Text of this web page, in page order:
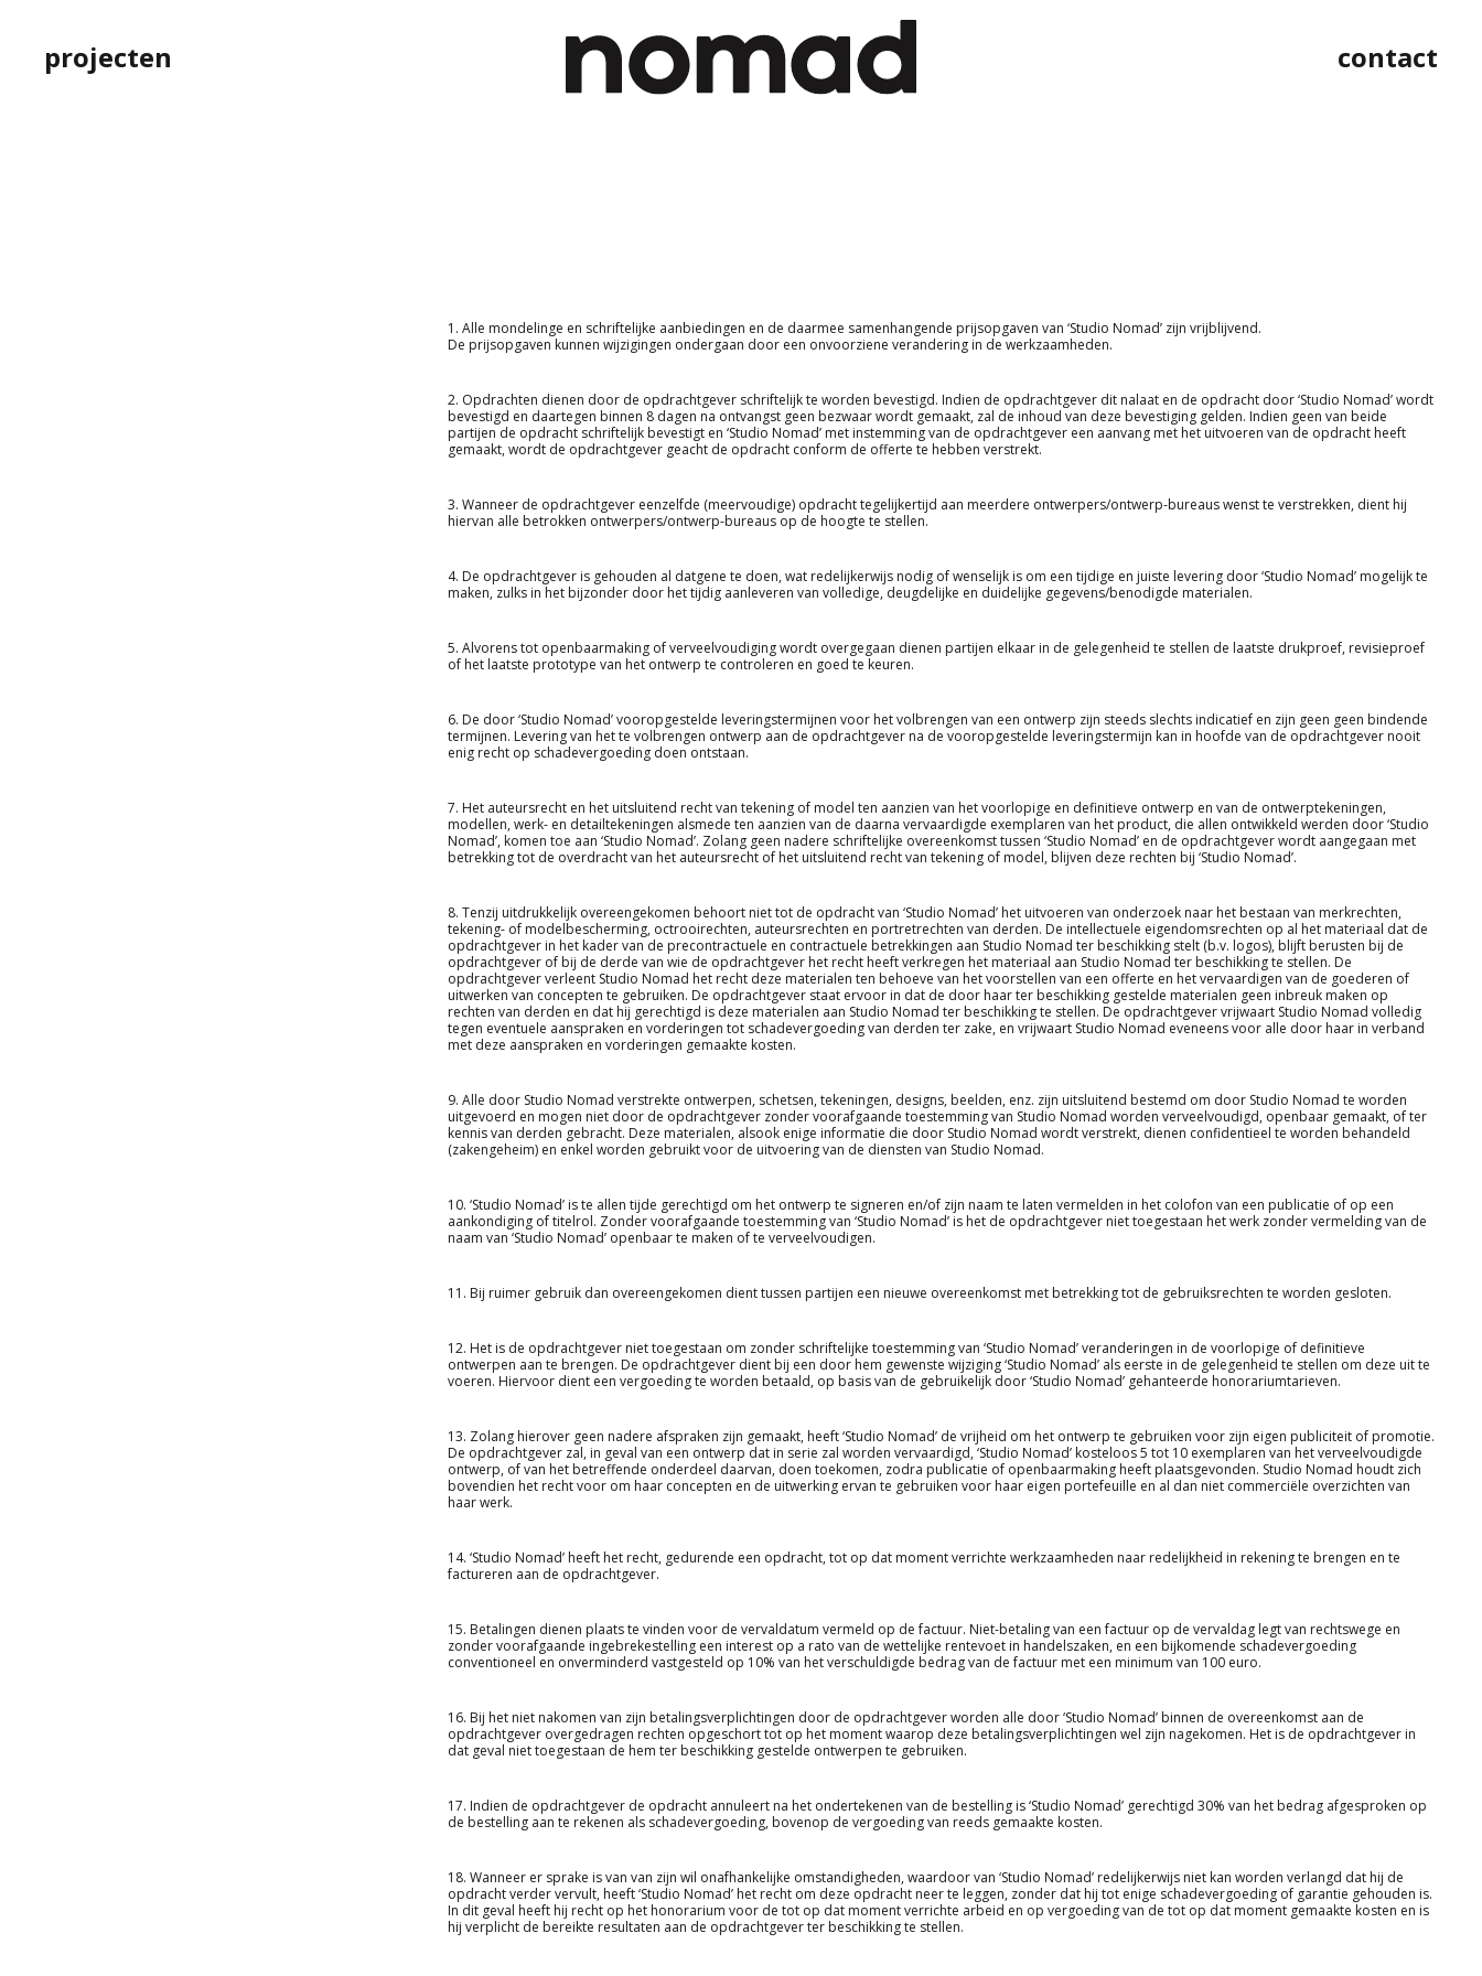
projecten contact
1. Alle mondelinge en schriftelijke aanbiedingen en de daarmee samenhangende prijsopgaven van ‘Studio Nomad’ zijn vrijblijvend.
De prijsopgaven kunnen wijzigingen ondergaan door een onvoorziene verandering in de werkzaamheden.
2. Opdrachten dienen door de opdrachtgever schriftelijk te worden bevestigd. Indien de opdrachtgever dit nalaat en de opdracht door ‘Studio Nomad’ wordt
bevestigd en daartegen binnen 8 dagen na ontvangst geen bezwaar wordt gemaakt, zal de inhoud van deze bevestiging gelden. Indien geen van beide
partijen de opdracht schriftelijk bevestigt en ‘Studio Nomad’ met instemming van de opdrachtgever een aanvang met het uitvoeren van de opdracht heeft
gemaakt, wordt de opdrachtgever geacht de opdracht conform de offerte te hebben verstrekt.
3. Wanneer de opdrachtgever eenzelfde (meervoudige) opdracht tegelijkertijd aan meerdere ontwerpers/ontwerp-bureaus wenst te verstrekken, dient hij
hiervan alle betrokken ontwerpers/ontwerp-bureaus op de hoogte te stellen.
4. De opdrachtgever is gehouden al datgene te doen, wat redelijkerwijs nodig of wenselijk is om een tijdige en juiste levering door ‘Studio Nomad’ mogelijk te
maken, zulks in het bijzonder door het tijdig aanleveren van volledige, deugdelijke en duidelijke gegevens/benodigde materialen.
5. Alvorens tot openbaarmaking of verveelvoudiging wordt overgegaan dienen partijen elkaar in de gelegenheid te stellen de laatste drukproef, revisieproef
of het laatste prototype van het ontwerp te controleren en goed te keuren.
6. De door ‘Studio Nomad’ vooropgestelde leveringstermijnen voor het volbrengen van een ontwerp zijn steeds slechts indicatief en zijn geen geen bindende
termijnen. Levering van het te volbrengen ontwerp aan de opdrachtgever na de vooropgestelde leveringstermijn kan in hoofde van de opdrachtgever nooit
enig recht op schadevergoeding doen ontstaan.
7. Het auteursrecht en het uitsluitend recht van tekening of model ten aanzien van het voorlopige en definitieve ontwerp en van de ontwerptekeningen,
modellen, werk- en detailtekeningen alsmede ten aanzien van de daarna vervaardigde exemplaren van het product, die allen ontwikkeld werden door ‘Studio
Nomad’, komen toe aan ‘Studio Nomad’. Zolang geen nadere schriftelijke overeenkomst tussen ‘Studio Nomad’ en de opdrachtgever wordt aangegaan met
betrekking tot de overdracht van het auteursrecht of het uitsluitend recht van tekening of model, blijven deze rechten bij ‘Studio Nomad’.
8. Tenzij uitdrukkelijk overeengekomen behoort niet tot de opdracht van ‘Studio Nomad’ het uitvoeren van onderzoek naar het bestaan van merkrechten,
tekening- of modelbescherming, octrooirechten, auteursrechten en portretrechten van derden. De intellectuele eigendomsrechten op al het materiaal dat de
opdrachtgever in het kader van de precontractuele en contractuele betrekkingen aan Studio Nomad ter beschikking stelt (b.v. logos), blijft berusten bij de
opdrachtgever of bij de derde van wie de opdrachtgever het recht heeft verkregen het materiaal aan Studio Nomad ter beschikking te stellen. De
opdrachtgever verleent Studio Nomad het recht deze materialen ten behoeve van het voorstellen van een offerte en het vervaardigen van de goederen of
uitwerken van concepten te gebruiken. De opdrachtgever staat ervoor in dat de door haar ter beschikking gestelde materialen geen inbreuk maken op
rechten van derden en dat hij gerechtigd is deze materialen aan Studio Nomad ter beschikking te stellen. De opdrachtgever vrijwaart Studio Nomad volledig
tegen eventuele aanspraken en vorderingen tot schadevergoeding van derden ter zake, en vrijwaart Studio Nomad eveneens voor alle door haar in verband
met deze aanspraken en vorderingen gemaakte kosten.
9. Alle door Studio Nomad verstrekte ontwerpen, schetsen, tekeningen, designs, beelden, enz. zijn uitsluitend bestemd om door Studio Nomad te worden
uitgevoerd en mogen niet door de opdrachtgever zonder voorafgaande toestemming van Studio Nomad worden verveelvoudigd, openbaar gemaakt, of ter
kennis van derden gebracht. Deze materialen, alsook enige informatie die door Studio Nomad wordt verstrekt, dienen confidentieel te worden behandeld
(zakengeheim) en enkel worden gebruikt voor de uitvoering van de diensten van Studio Nomad.
10. ‘Studio Nomad’ is te allen tijde gerechtigd om het ontwerp te signeren en/of zijn naam te laten vermelden in het colofon van een publicatie of op een
aankondiging of titelrol. Zonder voorafgaande toestemming van ‘Studio Nomad’ is het de opdrachtgever niet toegestaan het werk zonder vermelding van de
naam van ‘Studio Nomad’ openbaar te maken of te verveelvoudigen.
11. Bij ruimer gebruik dan overeengekomen dient tussen partijen een nieuwe overeenkomst met betrekking tot de gebruiksrechten te worden gesloten.
12. Het is de opdrachtgever niet toegestaan om zonder schriftelijke toestemming van ‘Studio Nomad’ veranderingen in de voorlopige of definitieve
ontwerpen aan te brengen. De opdrachtgever dient bij een door hem gewenste wijziging ‘Studio Nomad’ als eerste in de gelegenheid te stellen om deze uit te
voeren. Hiervoor dient een vergoeding te worden betaald, op basis van de gebruikelijk door ‘Studio Nomad’ gehanteerde honorariumtarieven.
13. Zolang hierover geen nadere afspraken zijn gemaakt, heeft ‘Studio Nomad’ de vrijheid om het ontwerp te gebruiken voor zijn eigen publiciteit of promotie.
De opdrachtgever zal, in geval van een ontwerp dat in serie zal worden vervaardigd, ‘Studio Nomad’ kosteloos 5 tot 10 exemplaren van het verveelvoudigde
ontwerp, of van het betreffende onderdeel daarvan, doen toekomen, zodra publicatie of openbaarmaking heeft plaatsgevonden. Studio Nomad houdt zich
bovendien het recht voor om haar concepten en de uitwerking ervan te gebruiken voor haar eigen portefeuille en al dan niet commerciële overzichten van
haar werk.
14. ‘Studio Nomad’ heeft het recht, gedurende een opdracht, tot op dat moment verrichte werkzaamheden naar redelijkheid in rekening te brengen en te
factureren aan de opdrachtgever.
15. Betalingen dienen plaats te vinden voor de vervaldatum vermeld op de factuur. Niet-betaling van een factuur op de vervaldag legt van rechtswege en
zonder voorafgaande ingebrekestelling een interest op a rato van de wettelijke rentevoet in handelszaken, en een bijkomende schadevergoeding
conventioneel en onverminderd vastgesteld op 10% van het verschuldigde bedrag van de factuur met een minimum van 100 euro.
16. Bij het niet nakomen van zijn betalingsverplichtingen door de opdrachtgever worden alle door ‘Studio Nomad’ binnen de overeenkomst aan de
opdrachtgever overgedragen rechten opgeschort tot op het moment waarop deze betalingsverplichtingen wel zijn nagekomen. Het is de opdrachtgever in
dat geval niet toegestaan de hem ter beschikking gestelde ontwerpen te gebruiken.
17. Indien de opdrachtgever de opdracht annuleert na het ondertekenen van de bestelling is ‘Studio Nomad’ gerechtigd 30% van het bedrag afgesproken op
de bestelling aan te rekenen als schadevergoeding, bovenop de vergoeding van reeds gemaakte kosten.
18. Wanneer er sprake is van van zijn wil onafhankelijke omstandigheden, waardoor van ‘Studio Nomad’ redelijkerwijs niet kan worden verlangd dat hij de
opdracht verder vervult, heeft ‘Studio Nomad’ het recht om deze opdracht neer te leggen, zonder dat hij tot enige schadevergoeding of garantie gehouden is.
In dit geval heeft hij recht op het honorarium voor de tot op dat moment verrichte arbeid en op vergoeding van de tot op dat moment gemaakte kosten en is
hij verplicht de bereikte resultaten aan de opdrachtgever ter beschikking te stellen.